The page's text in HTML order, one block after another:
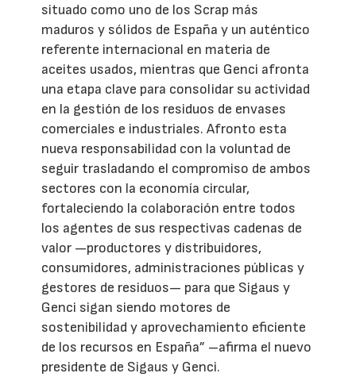
situado como uno de los Scrap más
maduros y sólidos de España y un auténtico
referente internacional en materia de
aceites usados, mientras que Genci afronta
una etapa clave para consolidar su actividad
en la gestión de los residuos de envases
comerciales e industriales. Afronto esta
nueva responsabilidad con la voluntad de
seguir trasladando el compromiso de ambos
sectores con la economía circular,
fortaleciendo la colaboración entre todos
los agentes de sus respectivas cadenas de
valor —productores y distribuidores,
consumidores, administraciones públicas y
gestores de residuos— para que Sigaus y
Genci sigan siendo motores de
sostenibilidad y aprovechamiento eficiente
de los recursos en España” –afirma el nuevo
presidente de Sigaus y Genci.